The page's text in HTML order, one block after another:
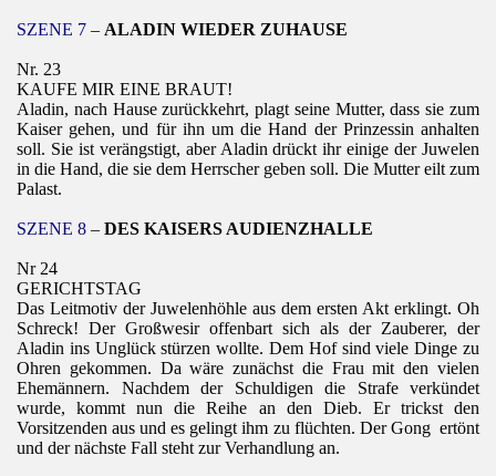
SZENE 7 – ALADIN WIEDER ZUHAUSE
Nr. 23
KAUFE MIR EINE BRAUT!
Aladin, nach Hause zurückkehrt, plagt seine Mutter, dass sie zum
Kaiser gehen, und für ihn um die Hand der Prinzessin anhalten
soll. Sie ist verängstigt, aber Aladin drückt ihr einige der Juwelen
in die Hand, die sie dem Herrscher geben soll. Die Mutter eilt zum
Palast.
SZENE 8 – DES KAISERS AUDIENZHALLE
Nr 24
GERICHTSTAG
Das Leitmotiv der Juwelenhöhle aus dem ersten Akt erklingt. Oh
Schreck! Der Großwesir offenbart sich als der Zauberer, der
Aladin ins Unglück stürzen wollte. Dem Hof sind viele Dinge zu
Ohren gekommen. Da wäre zunächst die Frau mit den vielen
Ehemännern. Nachdem der Schuldigen die Strafe verkündet
wurde, kommt nun die Reihe an den Dieb. Er trickst den
Vorsitzenden aus und es gelingt ihm zu flüchten. Der Gong ertönt
und der nächste Fall steht zur Verhandlung an.